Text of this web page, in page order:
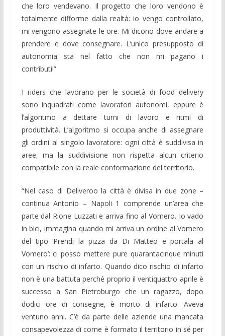
che loro vendevano. Il progetto che loro vendono è
totalmente difforme dalla realtà: io vengo controllato,
mi vengono assegnate le ore. Mi dicono dove andare a
prendere e dove consegnare. L’unico presupposto di
autonomia sta nel fatto che non mi pagano i
contributi!”
I riders che lavorano per le società di food delivery
sono inquadrati come lavoratori autonomi, eppure è
l’algoritmo a dettare turni di lavoro e ritmi di
produttività. L’algoritmo si occupa anche di assegnare
gli ordini al singolo lavoratore: ogni città è suddivisa in
aree, ma la suddivisione non rispetta alcun criterio
compatibile con la reale conformazione del territorio.
“Nel caso di Deliveroo la città è divisa in due zone –
continua Antonio – Napoli 1 comprende un’area che
parte dal Rione Luzzati e arriva fino al Vomero. Io vado
in bici, immagina quando mi arriva un ordine al Vomero
del tipo ‘Prendi la pizza da Di Matteo e portala al
Vomero’: ci posso mettere pure quarantacinque minuti
con un rischio di infarto. Quando dico rischio di infarto
non è una battuta perché proprio il ventiquattro aprile è
successo a San Pietroburgo che un ragazzo, dopo
dodici ore di consegne, è morto di infarto. Aveva
ventuno anni. C’è da parte delle aziende una mancata
consapevolezza di come è formato il territorio in sé per